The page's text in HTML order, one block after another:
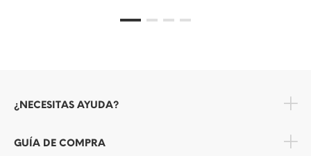
¿NECESITAS AYUDA?
GUÍA DE COMPRA